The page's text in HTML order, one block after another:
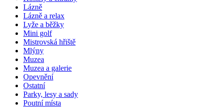
Lázně
Lázně a relax
Lyže a běžky
Mini golf
Mistrovská hřiště
Mlýny
Muzea
Muzea a galerie
Opevnění
Ostatní
Parky, lesy a sady
Poutní místa